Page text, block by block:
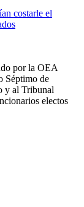
costarle el
por la OEA
Séptimo de
y al Tribunal
electos